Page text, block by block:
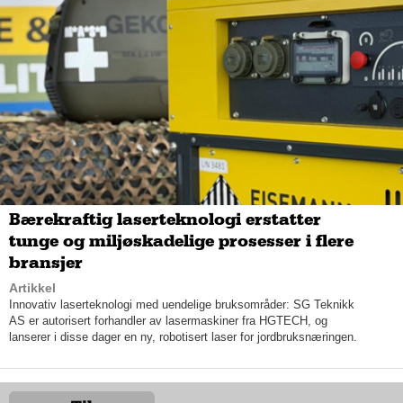
– De fleste renromskundene kjenner oss – og Barbro svært
godt, sier Martine Rudlang Grinden, produktspesialist i AET AS,
og smiler mot kollegaen sin.
– Vi leverer faktisk et renromsverktøy som er oppkalt etter
Barbro, siden hun har vært i bransjen i så mange år og har
vært med på å bygge opp renromkunnskapen i Norge, legger
Martine til.
AET sin utstyrsavdeling er i dag blitt en stor del av selskapets
totale omsetning; fra å selge en til to-liter med
Bærekraftig laserteknologi erstatter
tunge og miljøskadelige prosesser i flere
bransjer
Artikkel
Innovativ laserteknologi med uendelige bruksområder: SG Teknikk
AS er autorisert forhandler av lasermaskiner fra HGTECH, og
lanserer i disse dager en ny, robotisert laser for jordbruksnæringen.